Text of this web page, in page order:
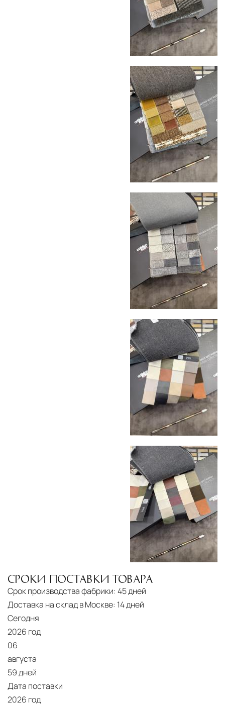
СРОКИ ПОСТАВКИ ТОВАРА
Срок производства фабрики: 45 дней
Доставка на склад в Москве: 14 дней
Сегодня
2026 год
06
августа
59 дней
Дата поставки
2026 год